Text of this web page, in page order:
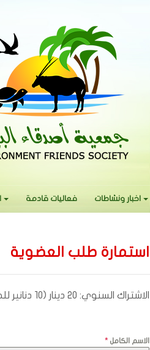
اخبار ونشاطات فعاليات قادمة
استمارة طلب العضوية
الاشتراك السنوي: 20 دينار (10 دنانير للطلبة)
الاسم الكامل*